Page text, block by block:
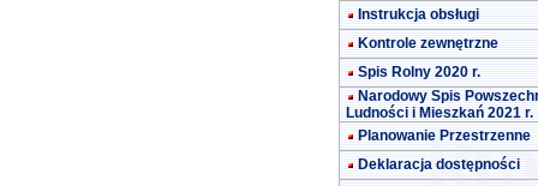
Instrukcja obsługi
Kontrole zewnętrzne
Spis Rolny 2020 r.
Narodowy Spis
Ludności i Mieszkań 2021 r.
Planowanie Przestrzenne
Deklaracja dostępności